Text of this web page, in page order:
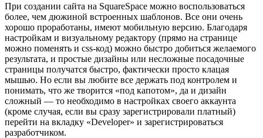
При создании сайта на SquareSpace можно воспользоваться
более, чем дюжиной встроенных шаблонов. Все они очень
хорошо проработаны, имеют мобильную версию. Благодаря
настройкам и визуальному редактору (прямо на странице
можно поменять и css-код) можно быстро добиться желаемого
результата, и простые дизайны или несложные посадочные
страницы получатся быстро, фактически просто клацая
мышью. Но если вы любите все держать под контролем и
понимать, что же творится «под капотом», да и дизайн
сложный — то необходимо в настройках своего аккаунта
(кроме случая, если вы сразу зарегистрировали платный)
перейти на вкладку «Developer» и зарегистрироваться
разработчиком.